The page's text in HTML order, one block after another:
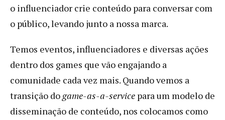
o influenciador crie conteúdo para conversar com
o público, levando junto a nossa marca.
Temos eventos, influenciadores e diversas ações
dentro dos games que vão engajando a
comunidade cada vez mais. Quando vemos a
transição dogame-as-a-service para um modelo de
disseminação de conteúdo, nos colocamos como